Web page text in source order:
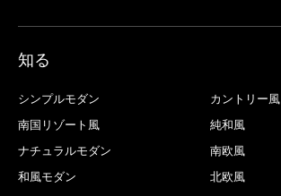
知る
シンプルモダン
カントリー風
南国リゾート風
純和風
ナチュラルモダン
南欧風
和風モダン
北欧風